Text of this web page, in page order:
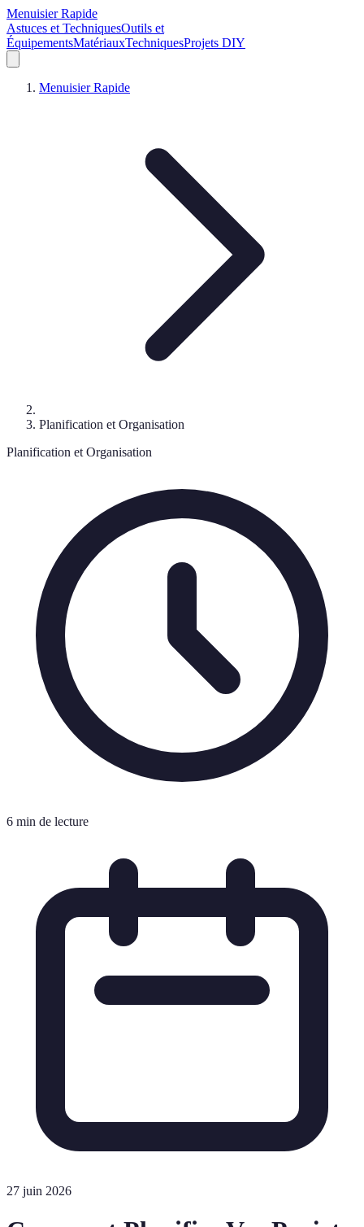
Menuisier Rapide
Astuces et TechniquesOutils et
ÉquipementsMatériauxTechniquesProjets DIY
Menuisier Rapide
Planification et Organisation
Planification et Organisation
6 min de lecture
27 juin 2026